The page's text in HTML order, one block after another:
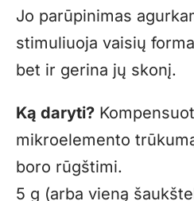
Jo parūpinimas
stimuliuoja vaisių
bet ir gerina jų skonį.
Ką daryti?
mikroelemento
boro rūgštimi.
5 g (arba vieną